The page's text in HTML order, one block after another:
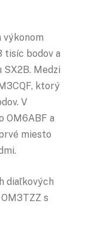
výkonom
tisíc bodov a
Medzi
ktorý
V
OM6ABF a
miesto
diaľkových
s